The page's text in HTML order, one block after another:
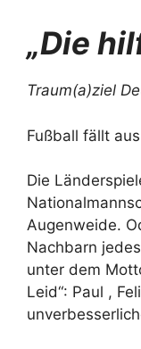
„Die
Traum(a)ziel
Fußball fällt
Die
Augenweide.
Nachbarn
unter dem
Leid“: Paul ,